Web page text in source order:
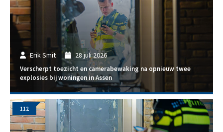
Erik Smit 28 juli 2026
Verscherpt toezicht en camerabewaking na opnieuw twee
explosies bij woningen in Assen
112